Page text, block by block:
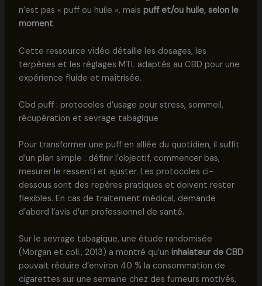
n’est pas « puff ou huile », mais puff et/ou huile, selon le
moment.
Cette ressource vidéo détaille les dosages, les
terpènes et les réglages MTL adaptés au CBD pour une
expérience fluide et maîtrisée.
Cbd puff : protocoles d’usage pour stress, sommeil,
récupération et sevrage tabagique
Pour transformer une puff en alliée du quotidien, il suffit
d’un plan simple : définir l’objectif, commencer bas,
mesurer le ressenti et ajuster. Les protocoles ci-
dessous sont des repères pratiques et doivent rester
flexibles. En cas de traitement médical, demande
d’abord l’avis d’un professionnel de santé.
Sur le sevrage tabagique, une étude randomisée
(Morgan et coll., 2013) a montré qu’un inhalateur de CBD
pouvait réduire d’environ 40 % la consommation de
cigarettes sur une semaine chez des fumeurs motivés,